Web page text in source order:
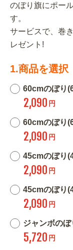
のぼり旗にポー
す。
サービスで、巻
レゼント!
1.商品を選択
60cmのぼり
2,090 円
60cmのぼり
2,090 円
45cmのぼり
2,090 円
45cmのぼり
2,090 円
ジャンボの
5,720 円